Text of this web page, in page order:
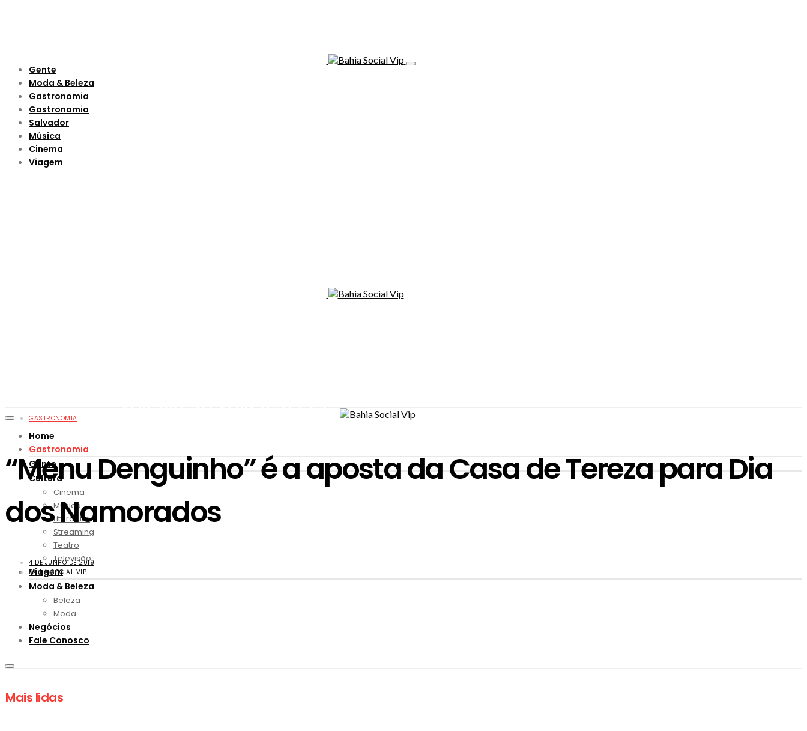
Gente
Moda & Beleza
Gastronomia
Gastronomia
Salvador
Música
Cinema
Viagem
Home
Gastronomia
Gente
Cultura
Cinema
Música
Literatura
Streaming
Teatro
Televisão
Viagem
Moda & Beleza
Beleza
Moda
Negócios
Fale Conosco
Mais lidas
GASTRONOMIA
“Menu Denguinho” é a aposta da Casa de Tereza para Dia
dos Namorados
4 DE JUNHO DE 2019
BAHIA SOCIAL VIP